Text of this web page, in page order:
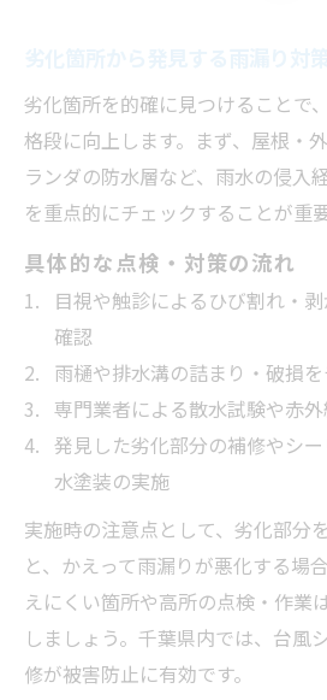
劣化箇所を的確に見つけることで
格段に向上します。まず、屋根・
ランダの防水層など、雨水の侵入
を重点的にチェックすることが重要
具体的な点検・対策の流れ
目視や触診によるひび割れ・
確認
雨樋や排水溝の詰まり・破損
専門業者による散水試験や赤
発見した劣化部分の補修やシ
水塗装の実施
実施時の注意点として、劣化部分
と、かえって雨漏りが悪化する場
えにくい箇所や高所の点検・作業
しましょう。千葉県内では、台風
修が被害防止に有効です。